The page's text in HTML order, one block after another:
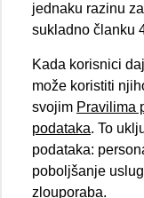
AUTOTO SPLIT
info@autoto.hr
Pon - Pet 08:00-17:00
Sub 08:00-13:00
BRZI LINKOVI
Novosti
jednaku razinu
sukladno članku
Kada korisnici
može koristiti
svojim Pravilima
podataka. To
podataka:
poboljšanje
zlouporaba.